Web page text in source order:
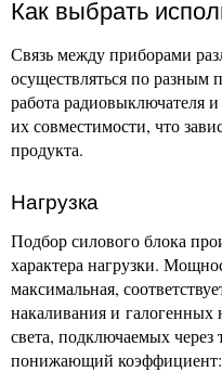
Как выбрать
Связь между приборами
осуществляться по разным
работа радиовыключателя
их совместимости, что
продукта.
Нагрузка
Подбор силового блока
характера нагрузки.
максимальная,
накаливания и
света, подключаемых
понижающий коэффициент: